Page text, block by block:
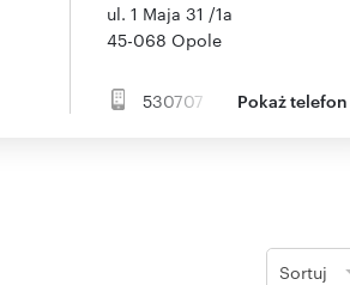
ul. 1 Maja 31 /1a
45-068 Opole
530707 Pokaż telefon
Sortuj